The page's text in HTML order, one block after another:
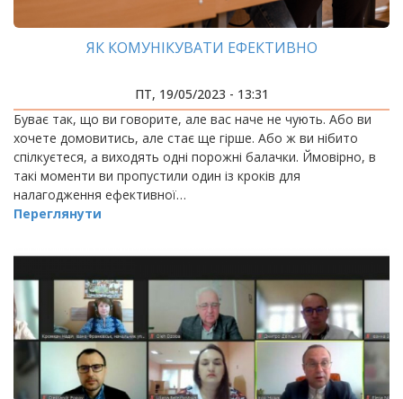
ЯК КОМУНІКУВАТИ ЕФЕКТИВНО
ПТ, 19/05/2023 - 13:31
Буває так, що ви говорите, але вас наче не чують. Або ви
хочете домовитись, але стає ще гірше. Або ж ви нібито
спілкуєтеся, а виходять одні порожні балачки. Ймовірно, в
такі моменти ви пропустили один із кроків для
налагодження ефективної…
Переглянути